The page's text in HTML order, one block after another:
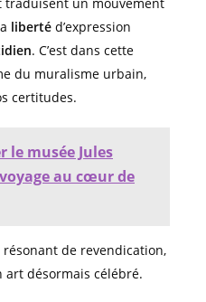
liberté d’expression
. C’est dans cette
du muralisme urbain,
certitudes.
le musée Jules
au cœur de
de revendication,
art désormais célébré.